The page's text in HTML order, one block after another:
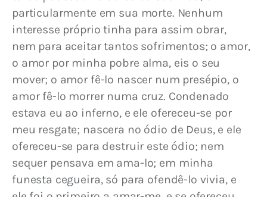
particularmente em sua morte. Nenhum
interesse próprio tinha para assim obrar,
nem para aceitar tantos sofrimentos; o amor,
o amor por minha pobre alma, eis o seu
mover; o amor fê-lo nascer num presépio, o
amor fê-lo morrer numa cruz. Condenado
estava eu ao inferno, e ele ofereceu-se por
meu resgate; nascera no ódio de Deus, e ele
ofereceu-se para destruir este ódio; nem
sequer pensava em ama-lo; em minha
funesta cegueira, só para ofendê-lo vivia, e